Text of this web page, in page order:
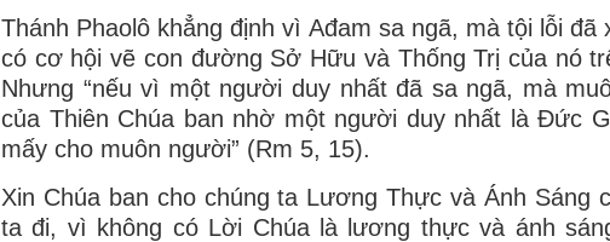
Thánh Phaolô khẳng định vì Ađam sa ngã, mà tội lỗi
có cơ hội vẽ con đường Sở Hữu và Thống Trị của nó
Nhưng “nếu vì một người duy nhất đã sa ngã, mà
của Thiên Chúa ban nhờ một người duy nhất là Đức
mấy cho muôn người” (Rm 5, 15).
Xin Chúa ban cho chúng ta Lương Thực và Ánh Sáng
ta đi, vì không có Lời Chúa là lương thực và ánh